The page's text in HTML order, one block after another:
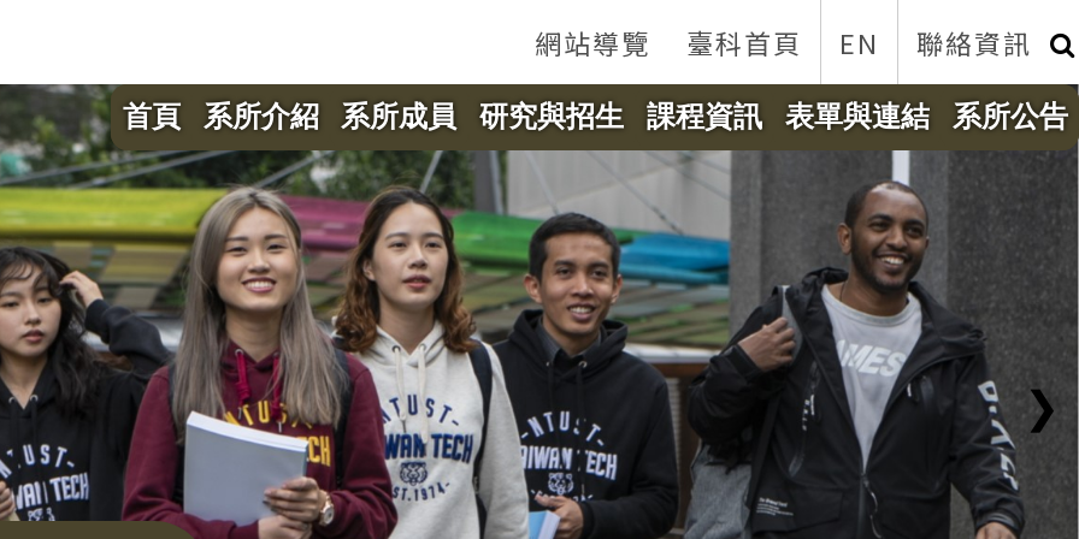
網站導覽 臺科首頁 EN 聯絡資訊
首頁 系所介紹 系所成員 研究與招生 課程資訊 表單與連結 系所公告
❯